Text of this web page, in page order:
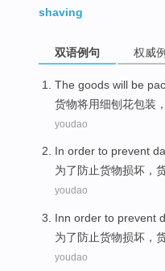
shaving
双语例句 权威
The goods will be
货物将用细刨花包装 ，
youdao
In order to prevent
为了防止货物损坏 ，
youdao
Inn order to prevent
为了防止货物损坏 ，
youdao